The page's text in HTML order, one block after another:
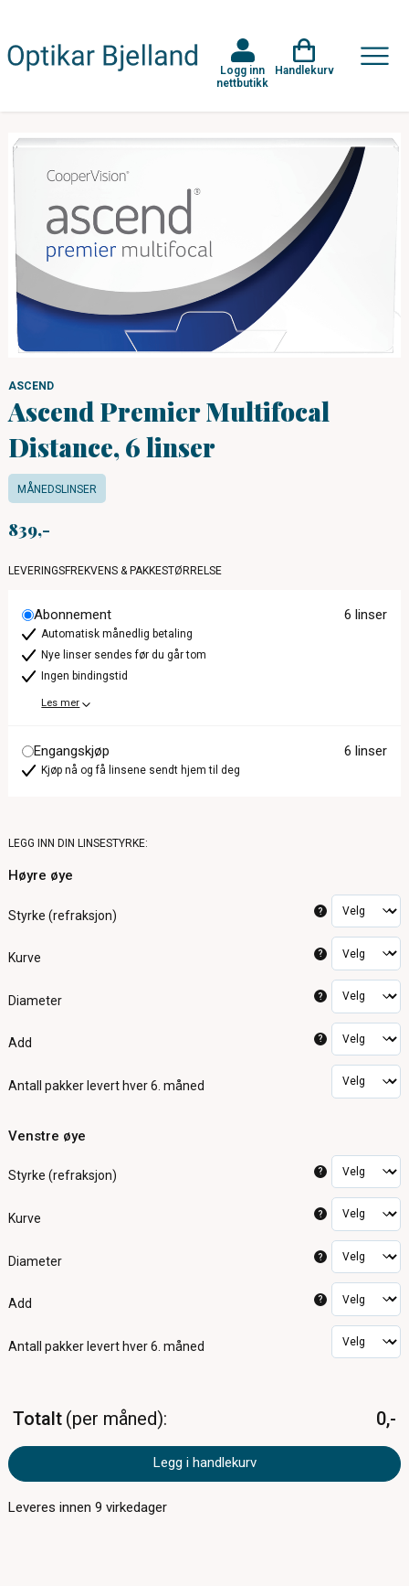
Logg inn
nettbutikk
Handlekurv
ASCEND
Ascend Premier Multifocal
Distance, 6 linser
MÅNEDSLINSER
839
LEVERINGSFREKVENS & PAKKESTØRRELSE
Abonnement 6 linser
Automatisk månedlig betaling
Nye linser sendes før du går tom
Ingen bindingstid
Les mer
Engangskjøp 6 linser
Kjøp nå og få linsene sendt hjem til deg
LEGG INN DIN LINSESTYRKE:
Høyre øye
Styrke (refraksjon) ?
Kurve ?
Diameter ?
Add ?
Antall pakker levert hver 6. måned
Venstre øye
Styrke (refraksjon) ?
Kurve ?
Diameter ?
Add ?
Antall pakker levert hver 6. måned
Totalt per måned 0,-
Legg i handlekurv
Leveres innen9 virkedager